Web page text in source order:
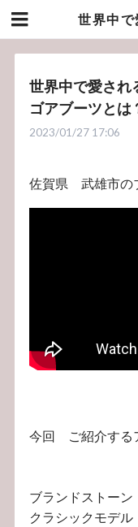
世界中で愛され
ゴアブーツとは
2023/01/27 17:06
佐賀県 武雄市の
今回 ご紹介する
ブランドスト
クラシックモデ